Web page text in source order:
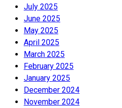
July 2025
June 2025
May 2025
April 2025
March 2025
February 2025
January 2025
December 2024
November 2024